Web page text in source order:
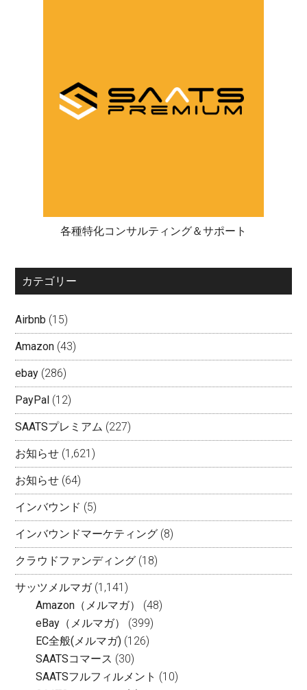
各種特化コンサルティング＆サポート
カテゴリー
Airbnb (15)
Amazon (43)
ebay (286)
PayPal (12)
SAATSプレミアム (227)
お知らせ (1,621)
お知らせ (64)
インバウンド (5)
インバウンドマーケティング (8)
クラウドファンディング (18)
サッツメルマガ(1,141)
Amazon（メルマガ）
(48)
eBay（メルマガ）
(399)
EC全般(メルマガ) (126)
SAATSコマース (30)
SAATSフルフィルメント (10)